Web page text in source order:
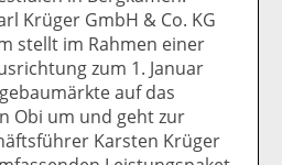
Krüger GmbH & Co. KG
stellt im Rahmen einer
zum 1. Januar
auf das
Obi um und geht zur
Karsten Krüger